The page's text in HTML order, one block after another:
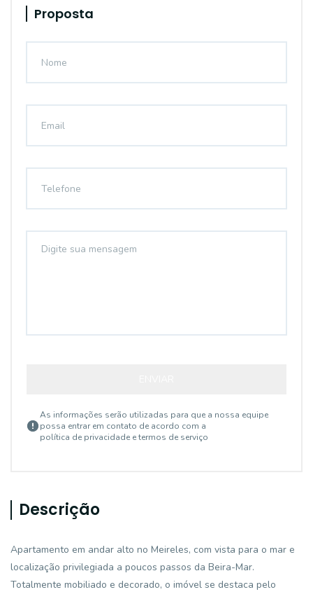
Proposta
As informações serão utilizadas para que a nossa equipe
possa entrar em contato de acordo com a
política de privacidade e termos de serviço
Descrição
Apartamento em andar alto no Meireles, com vista para o mar e
localização privilegiada a poucos passos da Beira-Mar.
Totalmente mobiliado e decorado, o imóvel se destaca pelo